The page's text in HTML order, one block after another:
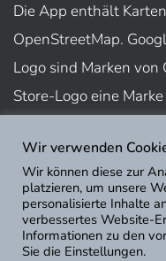
Die App enthält
OpenStreetMap.
Logo sind Marken von
Store-Logo eine
Nutzungsbedingungen
Impressum
Datenschutz
Wir verwenden
Wir können diese zur
platzieren, um unsere
personalisierte Inhalte
verbessertes Website-
Informationen zu den
Sie die Einstellungen.